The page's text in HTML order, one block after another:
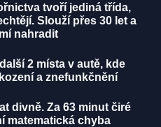
tvoří jediná třída,
Slouží přes 30 let a
nahradit
2 místa v autě, kde
a znefunkčnění
divně. Za 63 minut čiré
matematická chyba